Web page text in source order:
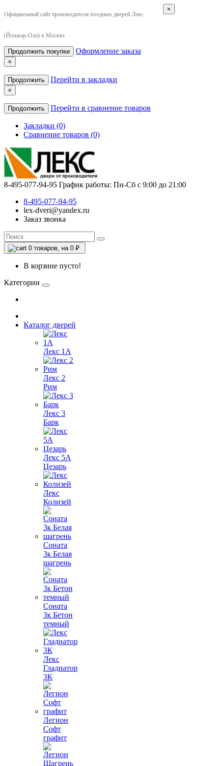
Официальный сайт производителя входных дверей Лекс
(Йошкар-Ола) в Москве
×
Продолжить покупки Оформление заказа
×
Продолжить Перейти в закладки
×
Продолжить Перейти в сравнение товаров
Закладки (0)
Сравнение товаров (0)
8-495-077-94-95 График работы: Пн-Сб с 9:00 до 21:00
8-495-077-94-95
lex-dveri@yandex.ru
Заказ звонка
0 товаров, на 0 ₽
В корзине пусто!
Категории
Каталог дверей
Лекс 1А
Лекс 2
Рим
Лекс 3
Барк
Лекс 5А
Цезарь
Лекс
Колизей
Соната
3к Белая
шагрень
Соната
3к Бетон
темный
Лекс
Гладиатор
3К
Легион
Софт
графит